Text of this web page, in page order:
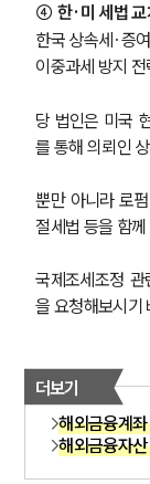
④ 한·미 세법 교
한국 상속세·증
이중과세 방지 전
당 법인은 미국
를 통해 의뢰인
뿐만 아니라 로
절세법 등을 함
국제조세조정
을 요청해보시기
더보기
해외금융계
해외금융자